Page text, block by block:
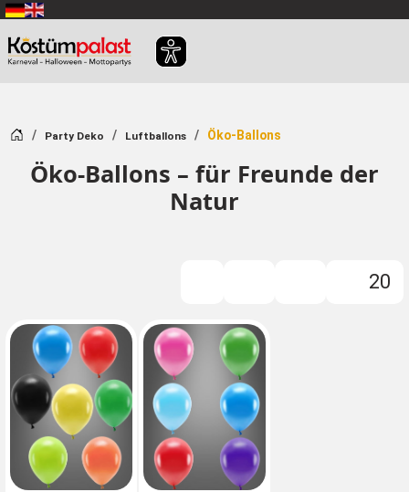
Zum Hauptinhalt springen
Startseite
Party Deko Luftballons Öko-Ballons
Öko-Ballons – für Freunde der
Natur
20